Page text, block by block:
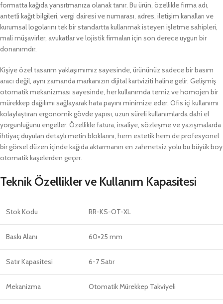
formatta kağıda yansıtmanıza olanak tanır. Bu ürün, özellikle firma adı,
antetli kağıt bilgileri, vergi dairesi ve numarası, adres, iletişim kanalları ve
kurumsal logolarını tek bir standartta kullanmak isteyen işletme sahipleri,
mali müşavirler, avukatlar ve lojistik firmaları için son derece uygun bir
donanımdır.
Kişiye özel tasarım yaklaşımımız sayesinde, ürününüz sadece bir basım
aracı değil, aynı zamanda markanızın dijital kartviziti haline gelir. Gelişmiş
otomatik mekanizması sayesinde, her kullanımda temiz ve homojen bir
mürekkep dağılımı sağlayarak hata payını minimize eder. Ofis içi kullanımı
kolaylaştıran ergonomik gövde yapısı, uzun süreli kullanımlarda dahi el
yorgunluğunu engeller. Özellikle fatura, irsaliye, sözleşme ve yazışmalarda
ihtiyaç duyulan detaylı metin bloklarını, hem estetik hem de profesyonel
bir görsel düzen içinde kağıda aktarmanın en zahmetsiz yolu bu büyük boy
otomatik kaşelerden geçer.
Teknik Özellikler ve Kullanım Kapasitesi
Stok Kodu RR-KS-OT-XL
Baskı Alanı 60×25 mm
Satır Kapasitesi 6-7 Satır
Mekanizma Otomatik Mürekkep Takviyeli